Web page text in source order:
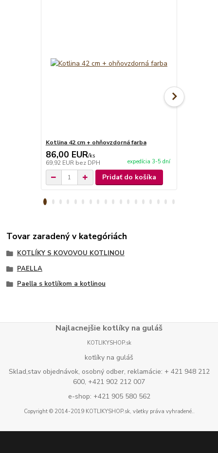
Kotlina 42 cm + ohňovzdorná farba
86,00 EUR/ks
69,92 EUR bez DPH expedícia 3-5 dní
Pridať do košíka
Tovar zaradený v kategóriách
KOTLÍKY S KOVOVOU KOTLINOU
PAELLA
Paella s kotlíkom a kotlinou
Najlacnejšie kotlíky na guláš
KOTLIKYSHOP.sk
kotlíky na guláš
Sklad,stav objednávok, osobný odber, reklamácie: + 421 948 212
600, +421 902 212 007
e-shop: +421 905 580 562
Copyright © 2014-2019 KOTLIKYSHOP.sk, všetky práva vyhradené..